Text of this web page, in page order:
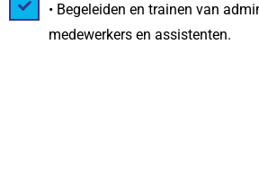
• Begeleiden en trainen van
medewerkers en assistenten.